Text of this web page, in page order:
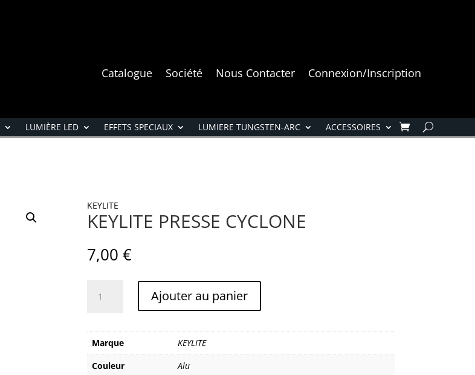
Catalogue Société Nous Contacter Connexion/Inscription
LUMIÈRE LED EFFETS SPECIAUX LUMIERE TUNGSTEN-ARC ACCESSOIRES
KEYLITE
KEYLITE PRESSE CYCLONE
7,00 €
CYCLONE
Ajouter au panier
Marque
KEYLITE
Couleur
Alu